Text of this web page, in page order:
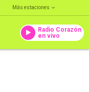
Más estaciones
Radio Corazón
en vivo